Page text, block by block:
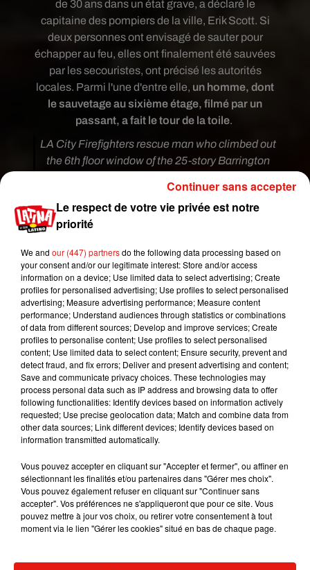
Publié : 30 janvier 2020 à 15h00 par A.L.
de 30 ans dans un état grave, a déclaré le
capitaine des pompiers de la ville, Erik Scott. Si
deux personnes ont envisagé de sauter pour
échapper au feu, elles ont finalement été sauvées
par les secouristes, ont précisé les autorités
locales. Parmi l'une d'entre elle, un homme, dont
le sauvetage au sixième étage, filmé par un
passant, a fait le tour de la toile.
LA City Firefighters rescue man who climbed out
the 6th floor window of the 25-story Barrington
injured eight people, including a 3-month-old
baby. The blaze erupted on the sixth floor of the
Westside complex about 8:30 this morning
— Al Seib (@AlSeibPhoto)January 29, 2020
Fire on Wilshire & Barrinton outside our office
#Brentwoodpic.twitter.com/kI4nVUxYHr
— shir (@HereIsShir)January 29, 2020
Ce n'est malheureusement pas la première fois
qu'un violent incendie se déclare dans cet
immeuble. En effet, en2013,deux blessés et 150
personnes avait dû être relogés à cause d'un
énorme brasier. Les pompiers de Los Angeles
avaient alors indiqué à l'époque que le Barrington
équipé d’un système d’extinction automatique
devenu obligatoire depuis pour les immeubles de
plus d’une vingtaine de mètres. À l'heure
actuelle, le building n’est toujours pas équipé de
Le respect de votre vie privée est notre
priorité
We and our (447) partnersdo the following data processing based on
your consent and/or our legitimate interest: Store and/or access
information on a device; Use limited data to select advertising; Create
profiles for personalised advertising; Use profiles to select personalised
advertising; Measure advertising performance; Measure content
performance; Understand audiences through statistics or combinations
of data from different sources; Develop and improve services; Create
profiles to personalise content; Use profiles to select personalised
content; Use limited data to select content; Ensure security, prevent and
detect fraud, and fix errors; Deliver and present advertising and content;
Save and communicate privacy choices. These technologies may
process personal data such as IP address and browsing data to offer
following functionalities: Identify devices based on information actively
requested; Use precise geolocation data; Match and combine data from
other data sources; Link different devices; Identify devices based on
information transmitted automatically.
Vous pouvez accepter en cliquant sur "Accepter et fermer", ou affiner en
sélectionnant les finalités et/ou partenaires dans "Gérer mes choix".
Vous pouvez également refuser en cliquant sur "Continuer sans
accepter". Vos préférences ne s'appliqueront que pour ce site. Vous
pouvez mettre à jour vos choix, ou retirer votre consentement à tout
moment via le lien "Gérer les cookies" situé en bas de chaque page.
Continuer sans accepter